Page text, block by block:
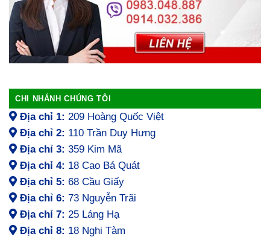
CHI NHÁNH CHÚNG TÔI
Địa chỉ 1: 209 Hoàng Quốc Việt
Địa chỉ 2: 110 Trần Duy Hưng
Địa chỉ 3: 359 Kim Mã
Địa chỉ 4: 18 Cao Bá Quát
Địa chỉ 5: 68 Cầu Giấy
Địa chỉ 6: 73 Nguyễn Trãi
Địa chỉ 7: 25 Láng Hạ
Địa chỉ 8: 18 Nghi Tàm